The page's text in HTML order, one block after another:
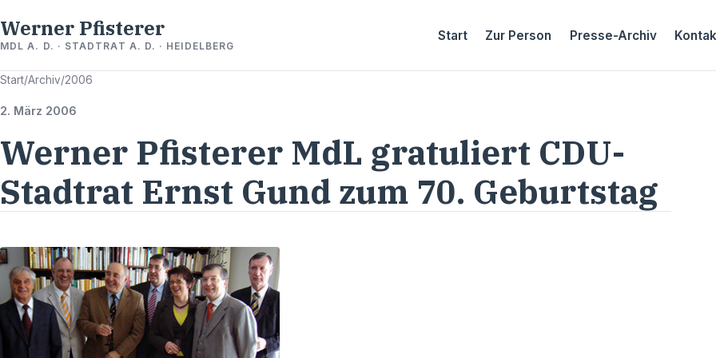
Werner Pfisterer
MDL A. D. · STADTRAT A. D. · HEIDELBERG
Start Zur Person Presse-Archiv
Start/Archiv/2006
2. März 2006
Werner Pfisterer MdL gratuliert CDU-
Stadtrat Ernst Gund zum 70. Geburtstag